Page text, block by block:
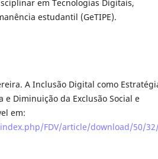
em Tecnologias Digitais,
estudantil (GeTIPE).
A Inclusão Digital como
e Diminuição da Exclusão Social e
em:
FDV/article/download/50/